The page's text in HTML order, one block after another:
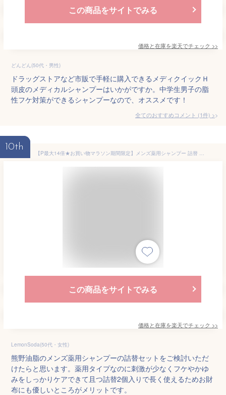
この商品をサイトでみる
価格と在庫を楽天でチェック >>
どんどん(50代・男性)
ドラッグストアなど市販で手軽に購入できるメディクイックＨ
頭皮のメディカルシャンプーはいかがですか。中学生男子の脂
性フケ対策ができるシャンプーなので、オススメです！
全てのおすすめコメント (1件) >
10th
【P最大14倍★お買い物マラソン期間限定】メンズ薬用シャンプー 詰替 350ml ×2個 シャンプー 薬用 フケ かゆみ 毛穴洗浄 頭皮ケア メンズ クール 詰替 つめかえ 医薬部外品 1000円ポッキリ 送料無料
この商品をサイトでみる
価格と在庫を楽天でチェック >>
LemonSoda(50代・女性)
熊野油脂のメンズ薬用シャンプーの詰替セットをご検討いただ
けたらと思います。薬用タイプなのに刺激が少なくフケやかゆ
みをしっかりケアできて且つ詰替2個入りで長く使えるためお財
布にも優しいところがメリットです。